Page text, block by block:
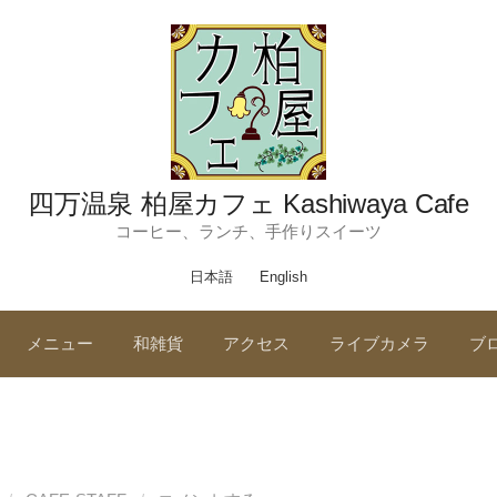
四万温泉 柏屋カフェ Kashiwaya Cafe
コーヒー、ランチ、手作りスイーツ
日本語 English
メニュー 和雑貨 アクセス ライブカメラ ブ